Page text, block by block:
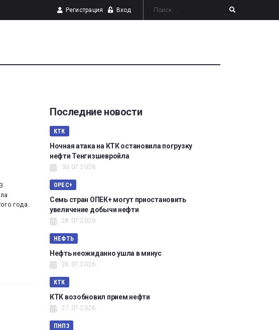
Регистрация Вход
года.
Последние новости
КТК
Ночная атака на КТК остановила погрузку
нефти Тенгизшевройла
30.07.2026
OPEC+
Семь стран ОПЕК+ могут приостановить
увеличение добычи нефти
28.07.2026
НЕФТЬ
Нефть неожиданно ушла в минус
28.07.2026
КТК
КТК возобновил прием нефти
27.07.2026
ПНПЗ